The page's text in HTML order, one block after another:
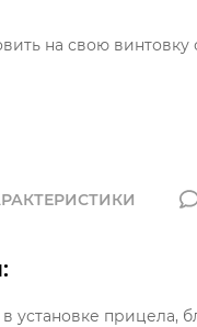
на свою
установке прицела,